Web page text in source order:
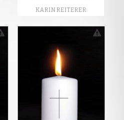
KARIN REITERER